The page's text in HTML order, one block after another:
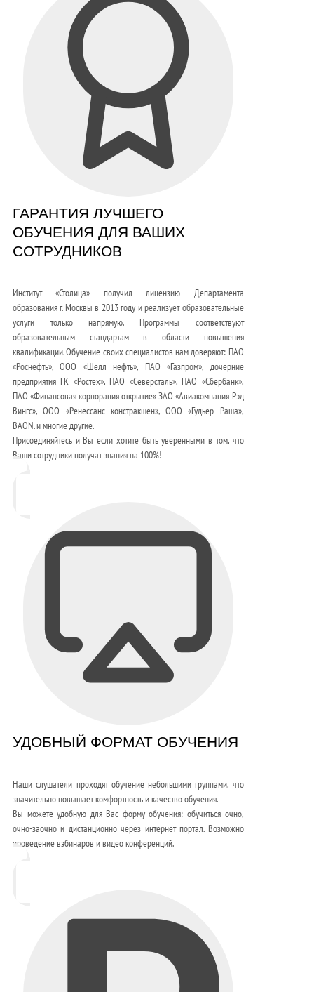
ГАРАНТИЯ ЛУЧШЕГО
ОБУЧЕНИЯ ДЛЯ ВАШИХ
СОТРУДНИКОВ
Институт «Столица» получил лицензию Департамента
образования г. Москвы в 2013 году и реализует образовательные
услуги только напрямую. Программы соответствуют
образовательным стандартам в области повышения
квалификации. Обучение своих специалистов нам доверяют: ПАО
«Роснефть», ООО «Шелл нефть», ПАО «Газпром», дочерние
предприятия ГК «Ростех», ПАО «Северсталь», ПАО «Сбербанк»,
ПАО «Финансовая корпорация открытие» ЗАО «Авиакомпания Рэд
Вингс», ООО «Ренессанс констракшен», ООО «Гудьер Раша»,
BAON. и многие другие.
Присоединяйтесь и Вы если хотите быть уверенными в том, что
Ваши сотрудники получат знания на 100%!
УДОБНЫЙ ФОРМАТ ОБУЧЕНИЯ
Наши слушатели проходят обучение небольшими группами, что
значительно повышает комфортность и качество обучения.
Вы можете удобную для Вас форму обучения: обучиться очно,
очно-заочно и дистанционно через интернет портал. Возможно
проведение вэбинаров и видео конференций.